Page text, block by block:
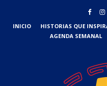
INICIO HISTORIAS QUE
AGENDA SEMANAL